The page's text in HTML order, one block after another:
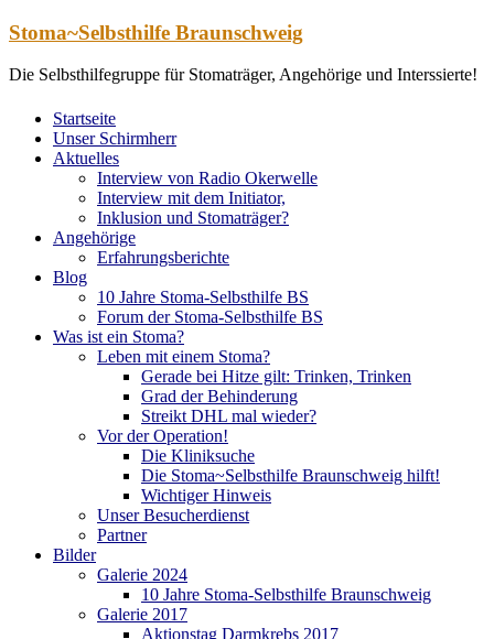
Zum
springen
Stoma~Selbsthilfe Braunschweig
Die Selbsthilfegruppe für Stomaträger, Angehörige und Interssierte!
Startseite
Unser Schirmherr
Aktuelles
Interview von Radio Okerwelle
Interview mit dem Initiator,
Inklusion und Stomaträger?
Angehörige
Erfahrungsberichte
Blog
10 Jahre Stoma-Selbsthilfe BS
Forum der Stoma-Selbsthilfe BS
Was ist ein Stoma?
Leben mit einem Stoma?
Gerade bei Hitze gilt: Trinken, Trinken
Grad der Behinderung
Streikt DHL mal wieder?
Vor der Operation!
Die Kliniksuche
Die Stoma~Selbsthilfe Braunschweig hilft!
Wichtiger Hinweis
Unser Besucherdienst
Partner
Bilder
Galerie 2024
10 Jahre Stoma-Selbsthilfe Braunschweig
Galerie 2017
Aktionstag Darmkrebs 2017